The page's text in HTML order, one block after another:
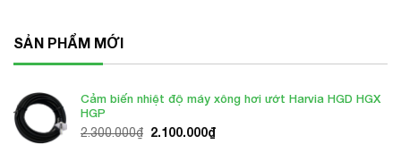
SẢN PHẨM MỚI
Cảm biến nhiệt độ máy xông hơi ướt Harvia HGD HGX
HGP
2.300.000₫ Giá
2.100.000₫Giá